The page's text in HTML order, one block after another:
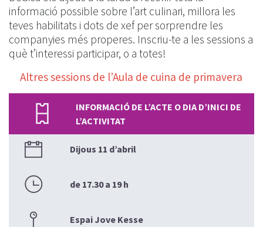
informació possible sobre l’art culinari, millora les
teves habilitats i dots de xef per sorprendre les
companyies més properes. Inscriu-te a les sessions a
què t’interessi participar, o a totes!
Altres sessions de l’Aula de cuina de primavera
INFORMACIÓ DE L’ACTE O DIA D’INICI DE
L’ACTIVITAT
Dijous 11 d’abril
de 17.30 a 19 h
Espai Jove Kesse